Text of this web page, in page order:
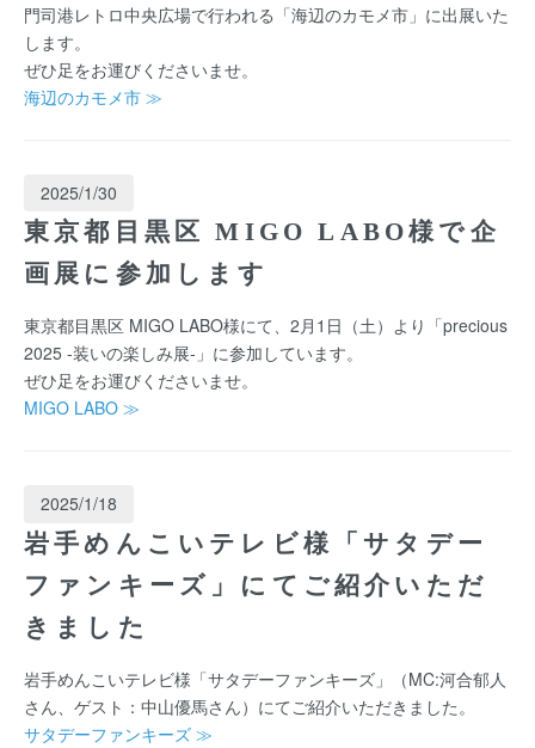
門司港レトロ中央広場で行われる「海辺のカモメ市」に出展いた
します。
ぜひ足をお運びくださいませ。
海辺のカモメ市 ≫
2025/1/30
東京都目黒区 MIGO LABO様で企
画展に参加します
東京都目黒区 MIGO LABO様にて、2月1日（土）より「precious
2025 -装いの楽しみ展-」に参加しています。
ぜひ足をお運びくださいませ。
MIGO LABO ≫
2025/1/18
岩手めんこいテレビ様「サタデー
ファンキーズ」にてご紹介いただ
きました
岩手めんこいテレビ様「サタデーファンキーズ」（MC:河合郁人
さん、ゲスト：中山優馬さん）にてご紹介いただきました。
サタデーファンキーズ ≫